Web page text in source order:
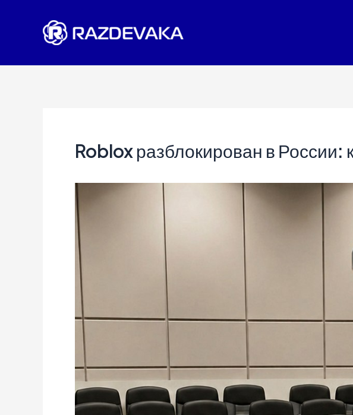
содержимому
Roblox разблокирован в России: